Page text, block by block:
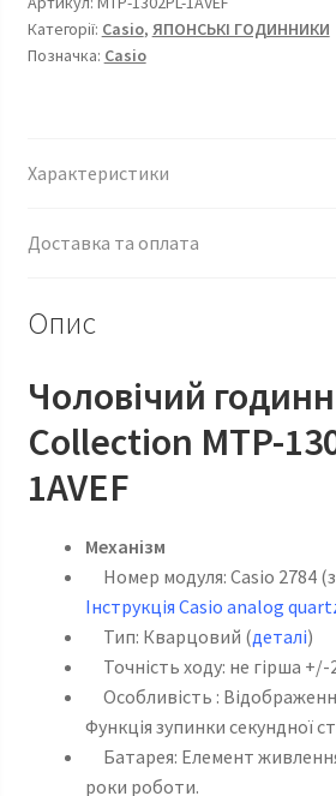
Категорії: Casio, ЯПОНСЬКІ ГОДИННИКИ
Позначка: Casio
Характеристики
Доставка та оплата
Опис
Чоловічий
Сollection MTP-
1AVEF
Механізм
Номер модуля: Casio 2784
Інструкція Casio analog
Тип: Кварцовий (деталі)
Точність ходу: не гірша +/-
Особливість :
Функція зупинки секундної
Батарея: Елемент
роки роботи.